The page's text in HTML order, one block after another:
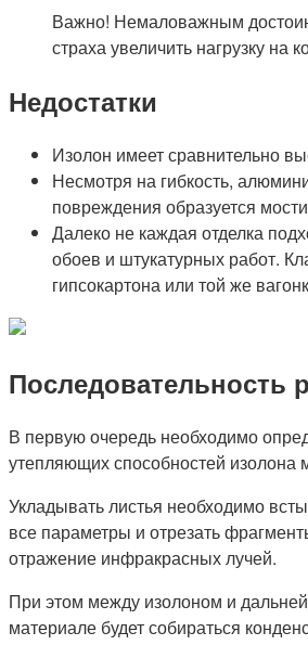
Важно! Немаловажным
страха увеличить нагрузку на
Недостатки
Изолон имеет сравнительно
Несмотря на гибкость,
повреждения образуется
Далеко не каждая отделка
обоев и штукатурных работ.
гипсокартона или той же
Последовательность
В первую очередь необходимо
утепляющих способностей изолона
Укладывать листья необходимо
все параметры и отрезать
отражение инфракрасных лучей.
При этом между изолоном и
материале будет собираться